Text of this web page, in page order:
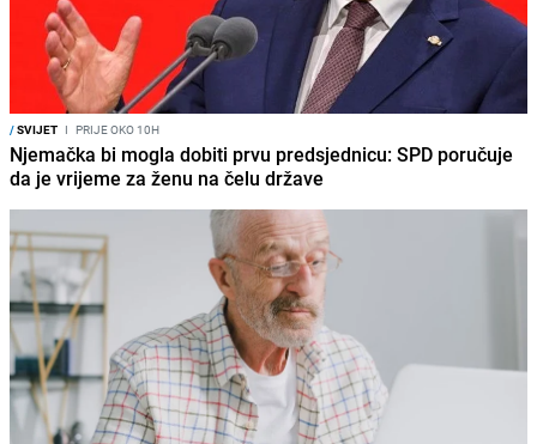
/SVIJET I PRIJE OKO 10H
Njemačka bi mogla dobiti prvu predsjednicu: SPD poručuje
da je vrijeme za ženu na čelu države